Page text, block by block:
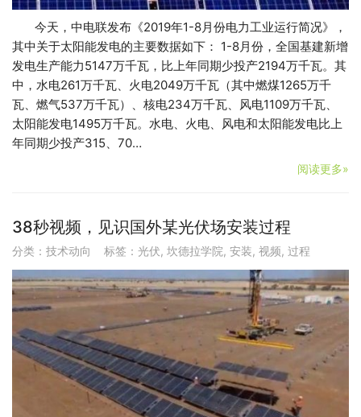
今天，中电联发布《2019年1-8月份电力工业运行简况》，
其中关于太阳能发电的主要数据如下： 1-8月份，全国基建新增
发电生产能力5147万千瓦，比上年同期少投产2194万千瓦。其
中，水电261万千瓦、火电2049万千瓦（其中燃煤1265万千
瓦、燃气537万千瓦）、核电234万千瓦、风电1109万千瓦、
太阳能发电1495万千瓦。水电、火电、风电和太阳能发电比上
年同期少投产315、70…
阅读更多»
38秒视频，见识国外某光伏场安装过程
分类： 技术动向 标签： 光伏, 坎德拉学院, 安装, 视频, 过程